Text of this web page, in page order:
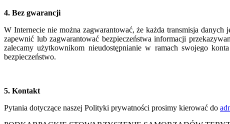
4. Bez gwarancji
W Internecie nie można zagwarantować, że każda transmisja
zapewnić lub zagwarantować bezpieczeństwa informacji
zalecamy użytkownikom nieudostępnianie w ramach swojego
bezpieczeństwo.
5. Kontakt
Pytania dotyczące naszej Polityki prywatności prosimy kierować do